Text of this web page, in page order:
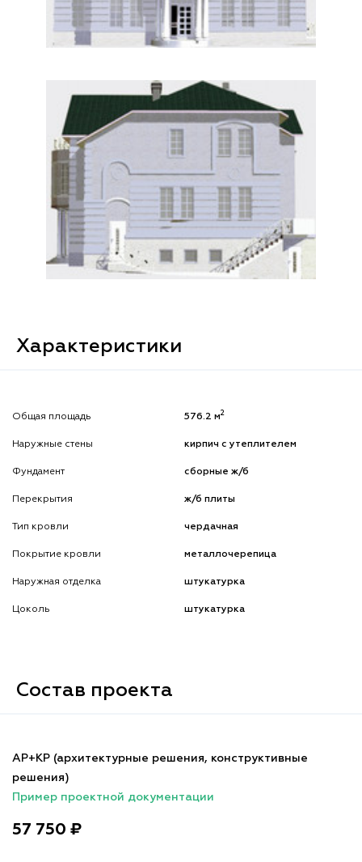
Характеристики
Общая площадь 576.2 м2
Наружные стены кирпич с утеплителем
Фундамент сборные ж/б
Перекрытия ж/б плиты
Тип кровли чердачная
Покрытие кровли металлочерепица
Наружная отделка штукатурка
Цоколь штукатурка
Состав проекта
АР+КР (архитектурные решения, конструктивные
решения)
Пример проектной документации
57 750 ₽